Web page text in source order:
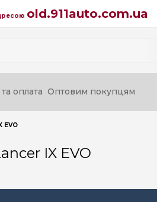
old.911auto.com.ua
оплата Оптовим покупцям
EVO
IX EVO